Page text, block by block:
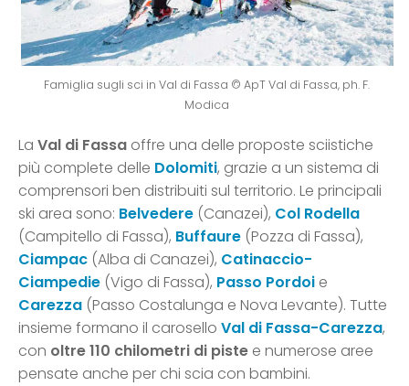
Famiglia sugli sci in Val di Fassa © ApT Val di Fassa, ph. F.
Modica
La Val di Fassa offre una delle proposte sciistiche
più complete delle Dolomiti, grazie a un sistema di
comprensori ben distribuiti sul territorio. Le principali
ski area sono: Belvedere (Canazei), Col Rodella
(Campitello di Fassa), Buffaure (Pozza di Fassa),
Ciampac (Alba di Canazei), Catinaccio-
Ciampedie (Vigo di Fassa), Passo Pordoi e
Carezza (Passo Costalunga e Nova Levante). Tutte
insieme formano il carosello Val di Fassa-Carezza,
con oltre 110 chilometri di piste e numerose aree
pensate anche per chi scia con bambini.